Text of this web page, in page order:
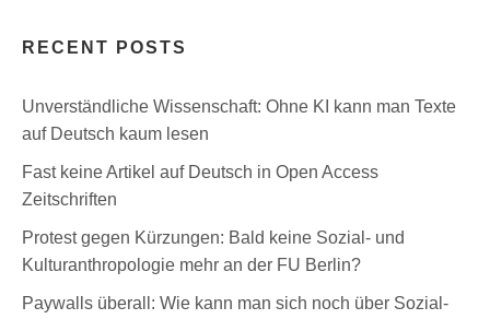
RECENT POSTS
Unverständliche Wissenschaft: Ohne KI kann man Texte
auf Deutsch kaum lesen
Fast keine Artikel auf Deutsch in Open Access
Zeitschriften
Protest gegen Kürzungen: Bald keine Sozial- und
Kulturanthropologie mehr an der FU Berlin?
Paywalls überall: Wie kann man sich noch über Sozial-